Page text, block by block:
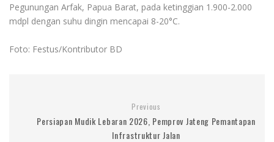
Pegunungan Arfak, Papua Barat, pada ketinggian 1.900-2.000
mdpl dengan suhu dingin mencapai 8-20°C.
Foto: Festus/Kontributor BD
Previous
Persiapan Mudik Lebaran 2026, Pemprov Jateng Pemantapan
Infrastruktur Jalan